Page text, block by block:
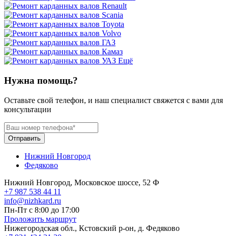
Ещё
Нужна помощь?
Оставьте свой телефон, и наш специалист свяжется с вами для
консультации
Отправить
Нижний Новгород
Федяково
Нижний Новгород, Московское шоссе, 52 Ф
+7 987 538 44 11
info@nizhkard.ru
Пн-Пт с 8:00 до 17:00
Проложить маршрут
Нижегородская обл., Кстовский р-он, д. Федяково